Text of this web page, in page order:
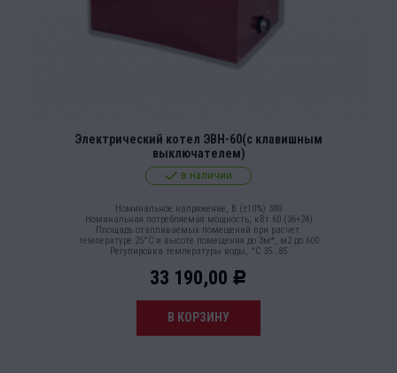
Электрический котел ЭВН-60(с клавишным
выключателем)
в наличии
Номинальное напряжение, В (±10%) 380
Номинальная потребляемая мощность, кВт 60 (36+24)
Площадь отапливаемых помещений при расчет.
температуре 25°С и высоте помещения до 3м*, м2 до 600
Регулировка температуры воды, °С 35…85
33 190,00 Р
В КОРЗИНУ